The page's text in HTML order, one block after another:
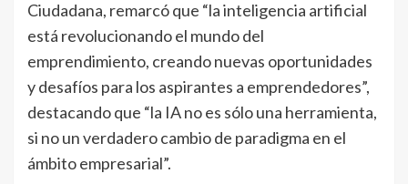
Ciudadana, remarcó que “la inteligencia artificial
está revolucionando el mundo del
emprendimiento, creando nuevas oportunidades
y desafíos para los aspirantes a emprendedores”,
destacando que “la IA no es sólo una herramienta,
si no un verdadero cambio de paradigma en el
ámbito empresarial”.